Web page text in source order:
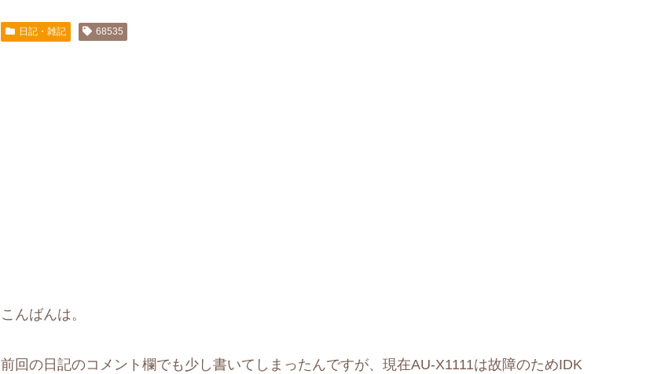
日記・雑記 68535
こんばんは。
前回の日記のコメント欄でも少し書いてしまったんですが、現在AU-X1111は故障のためIDK